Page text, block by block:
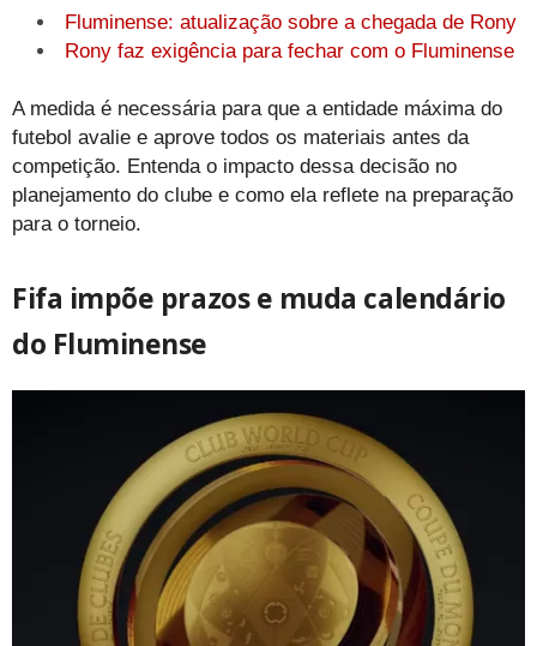
Fluminense: atualização sobre a chegada de Rony
Rony faz exigência para fechar com o Fluminense
A medida é necessária para que a entidade máxima do
futebol avalie e aprove todos os materiais antes da
competição. Entenda o impacto dessa decisão no
planejamento do clube e como ela reflete na preparação
para o torneio.
Fifa impõe prazos e muda calendário
do Fluminense